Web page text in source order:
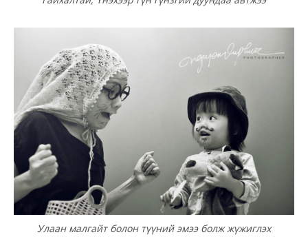
Улаан малгайт болон түүний эмээ болж жүжиглэх